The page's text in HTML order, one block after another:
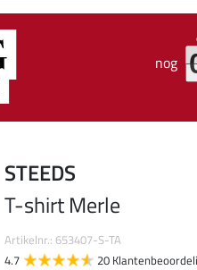
nog
STEEDS
T-shirt Merle
Artikelnr.: 653407-S-TA
4.7
20